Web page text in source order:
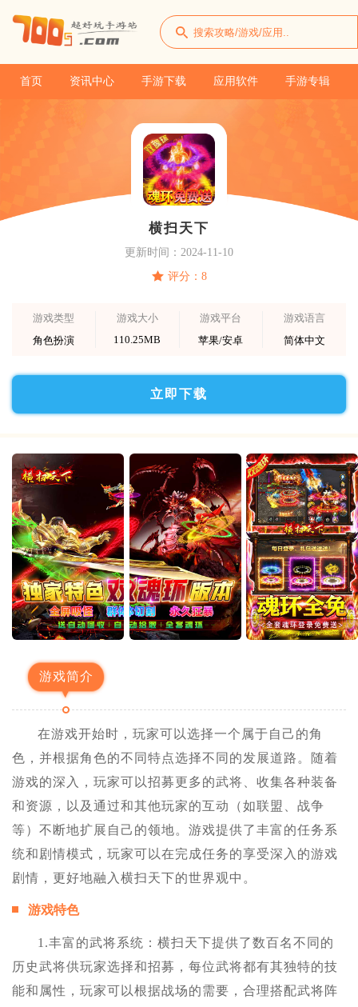
首页 资讯中心 手游下载 应用软件 手游专辑
横扫天下
更新时间：2024-11-10
评分：8
游戏类型
角色扮演
游戏大小
110.25MB
游戏平台
苹果/安卓
游戏语言
简体中文
立即下载
游戏简介
在游戏开始时，玩家可以选择一个属于自己的角
色，并根据角色的不同特点选择不同的发展道路。随着
游戏的深入，玩家可以招募更多的武将、收集各种装备
和资源，以及通过和其他玩家的互动（如联盟、战争
等）不断地扩展自己的领地。游戏提供了丰富的任务系
统和剧情模式，玩家可以在完成任务的享受深入的游戏
剧情，更好地融入横扫天下的世界观中。
游戏特色
1.丰富的武将系统：横扫天下提供了数百名不同的
历史武将供玩家选择和招募，每位武将都有其独特的技
能和属性，玩家可以根据战场的需要，合理搭配武将阵